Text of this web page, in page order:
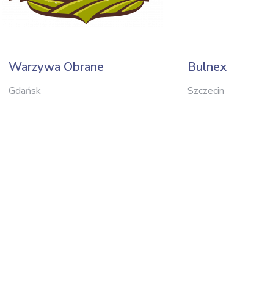
Warzywa Obrane
Gdańsk
Bulnex
Szczecin